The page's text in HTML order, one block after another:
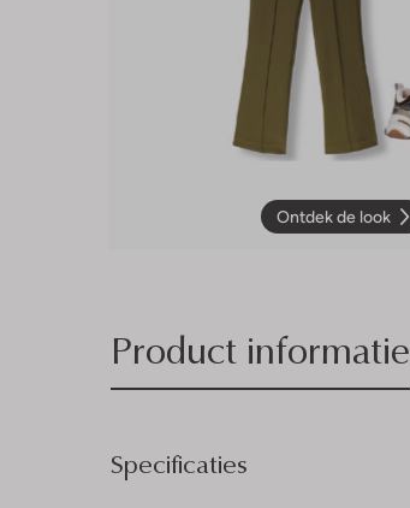
Ontdek de look
Product informatie
Specificaties